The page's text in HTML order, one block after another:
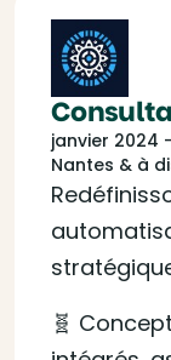
janvier 2024
Nantes & à
🧬